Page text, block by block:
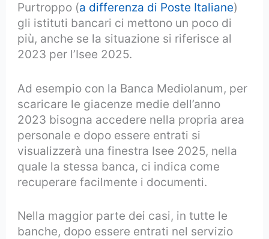
Purtroppo (a differenza di Poste Italiane)
gli istituti bancari ci mettono un poco di
più, anche se la situazione si riferisce al
2023 per l’Isee 2025.
Ad esempio con la Banca Mediolanum, per
scaricare le giacenze medie dell’anno
2023 bisogna accedere nella propria area
personale e dopo essere entrati si
visualizzerà una finestra Isee 2025, nella
quale la stessa banca, ci indica come
recuperare facilmente i documenti.
Nella maggior parte dei casi, in tutte le
banche, dopo essere entrati nel servizio